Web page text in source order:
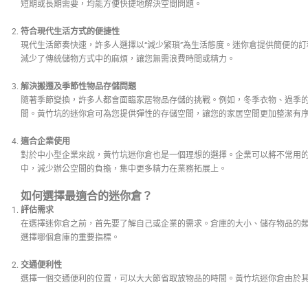
短期或長期需要，均能方便快捷地解決空間問題。
符合現代生活方式的便捷性
現代生活節奏快速，許多人選擇以“減少繁瑣”為生活態度。迷你倉提供簡便的
減少了傳統儲物方式中的麻煩，讓您無需浪費時間或精力。
解決搬遷及季節性物品存儲問題
隨著季節變換，許多人都會面臨家居物品存儲的挑戰。例如，冬季衣物、過季
間。黃竹坑的迷你倉可為您提供彈性的存儲空間，讓您的家居空間更加整潔有
適合企業使用
對於中小型企業來說，黃竹坑迷你倉也是一個理想的選擇。企業可以將不常用
中，減少辦公空間的負擔，集中更多精力在業務拓展上。
如何選擇最適合的迷你倉？
評估需求
在選擇迷你倉之前，首先要了解自己或企業的需求。倉庫的大小、儲存物品的
選擇哪個倉庫的重要指標。
交通便利性
選擇一個交通便利的位置，可以大大節省取放物品的時間。黃竹坑迷你倉由於